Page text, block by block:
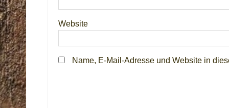
Website
Name, E-Mail-Adresse und Website in